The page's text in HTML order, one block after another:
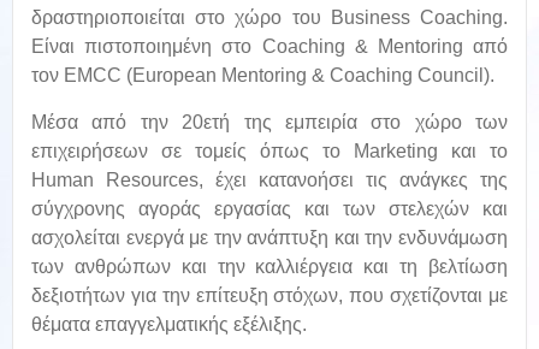
δραστηριοποιείται στο χώρο του Business Coaching.
Είναι πιστοποιημένη στο Coaching & Mentoring από
τον EMCC (Εuropean Mentoring & Coaching Council).
Mέσα από την 20ετή της εμπειρία στο χώρο των
επιχειρήσεων σε τομείς όπως το Marketing και το
Human Resources, έχει κατανοήσει τις ανάγκες της
σύγχρονης αγοράς εργασίας και των στελεχών και
ασχολείται ενεργά με την ανάπτυξη και την ενδυνάμωση
των ανθρώπων και την καλλιέργεια και τη βελτίωση
δεξιοτήτων για την επίτευξη στόχων, που σχετίζονται με
θέματα επαγγελματικής εξέλιξης.